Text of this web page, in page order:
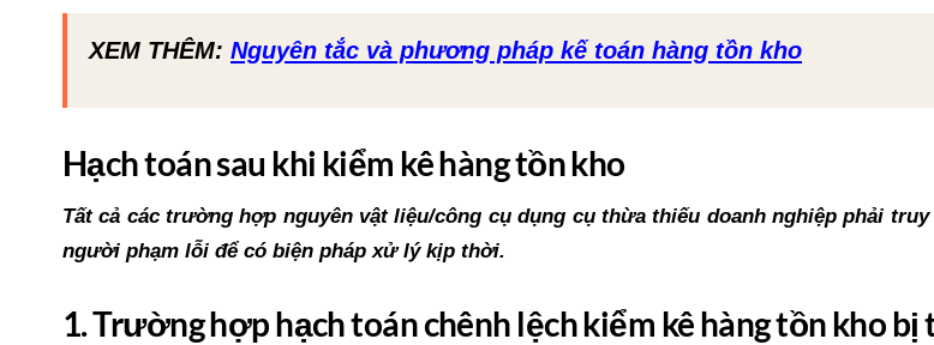
XEM THÊM: Nguyên tắc và phương pháp kế toán hàng tồn kho
Hạch toán sau khi kiểm kê hàng tồn kho
Tất cả các trường hợp nguyên vật liệu/công cụ dụng cụ thừa thiếu doanh nghiệp phải
người phạm lỗi để có biện pháp xử lý kịp thời.
1. Trường hợp hạch toán chênh lệch kiểm kê hàng tồn kho bị